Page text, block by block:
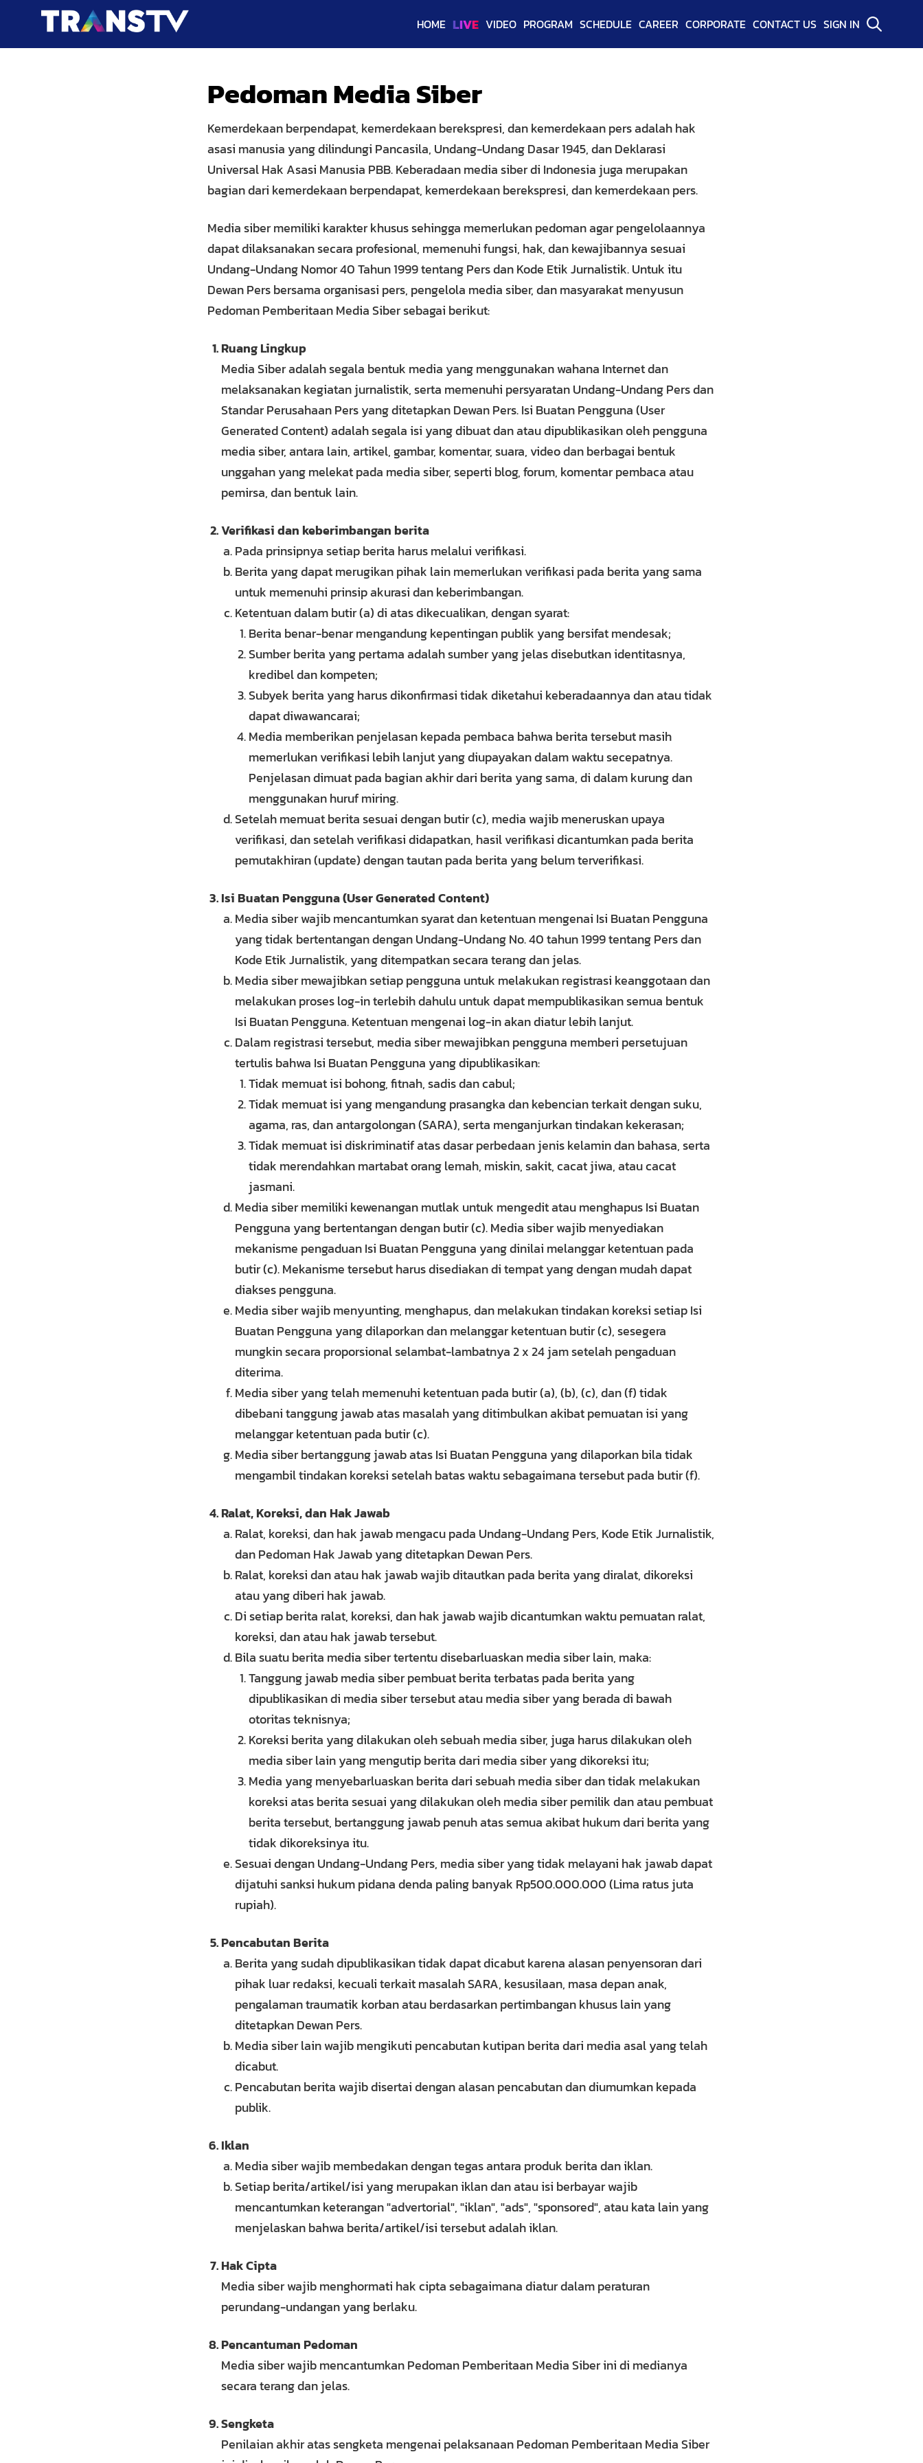
HOME LIVE VIDEO PROGRAM SCHEDULE CAREER CORPORATE CONTACT US SIGN IN
Pedoman Media Siber
Kemerdekaan berpendapat, kemerdekaan berekspresi, dan kemerdekaan pers adalah hak
asasi manusia yang dilindungi Pancasila, Undang-Undang Dasar 1945, dan Deklarasi
Universal Hak Asasi Manusia PBB. Keberadaan media siber di Indonesia juga merupakan
bagian dari kemerdekaan berpendapat, kemerdekaan berekspresi, dan kemerdekaan pers.
Media siber memiliki karakter khusus sehingga memerlukan pedoman agar pengelolaannya
dapat dilaksanakan secara profesional, memenuhi fungsi, hak, dan kewajibannya sesuai
Undang-Undang Nomor 40 Tahun 1999 tentang Pers dan Kode Etik Jurnalistik. Untuk itu
Dewan Pers bersama organisasi pers, pengelola media siber, dan masyarakat menyusun
Pedoman Pemberitaan Media Siber sebagai berikut:
Ruang Lingkup
Media Siber adalah segala bentuk media yang menggunakan wahana Internet dan
melaksanakan kegiatan jurnalistik, serta memenuhi persyaratan Undang-Undang Pers dan
Standar Perusahaan Pers yang ditetapkan Dewan Pers. Isi Buatan Pengguna (User
Generated Content) adalah segala isi yang dibuat dan atau dipublikasikan oleh pengguna
media siber, antara lain, artikel, gambar, komentar, suara, video dan berbagai bentuk
unggahan yang melekat pada media siber, seperti blog, forum, komentar pembaca atau
pemirsa, dan bentuk lain.
Verifikasi dan keberimbangan berita
Pada prinsipnya setiap berita harus melalui verifikasi.
Berita yang dapat merugikan pihak lain memerlukan verifikasi pada berita yang sama
untuk memenuhi prinsip akurasi dan keberimbangan.
Ketentuan dalam butir (a) di atas dikecualikan, dengan syarat:
Berita benar-benar mengandung kepentingan publik yang bersifat mendesak;
Sumber berita yang pertama adalah sumber yang jelas disebutkan identitasnya,
kredibel dan kompeten;
Subyek berita yang harus dikonfirmasi tidak diketahui keberadaannya dan atau tidak
dapat diwawancarai;
Media memberikan penjelasan kepada pembaca bahwa berita tersebut masih
memerlukan verifikasi lebih lanjut yang diupayakan dalam waktu secepatnya.
Penjelasan dimuat pada bagian akhir dari berita yang sama, di dalam kurung dan
menggunakan huruf miring.
Setelah memuat berita sesuai dengan butir (c), media wajib meneruskan upaya
verifikasi, dan setelah verifikasi didapatkan, hasil verifikasi dicantumkan pada berita
pemutakhiran (update) dengan tautan pada berita yang belum terverifikasi.
Isi Buatan Pengguna (User Generated Content)
Media siber wajib mencantumkan syarat dan ketentuan mengenai Isi Buatan Pengguna
yang tidak bertentangan dengan Undang-Undang No. 40 tahun 1999 tentang Pers dan
Kode Etik Jurnalistik, yang ditempatkan secara terang dan jelas.
Media siber mewajibkan setiap pengguna untuk melakukan registrasi keanggotaan dan
melakukan proses log-in terlebih dahulu untuk dapat mempublikasikan semua bentuk
Isi Buatan Pengguna. Ketentuan mengenai log-in akan diatur lebih lanjut.
Dalam registrasi tersebut, media siber mewajibkan pengguna memberi persetujuan
tertulis bahwa Isi Buatan Pengguna yang dipublikasikan:
Tidak memuat isi bohong, fitnah, sadis dan cabul;
Tidak memuat isi yang mengandung prasangka dan kebencian terkait dengan suku,
agama, ras, dan antargolongan (SARA), serta menganjurkan tindakan kekerasan;
Tidak memuat isi diskriminatif atas dasar perbedaan jenis kelamin dan bahasa, serta
tidak merendahkan martabat orang lemah, miskin, sakit, cacat jiwa, atau cacat
jasmani.
Media siber memiliki kewenangan mutlak untuk mengedit atau menghapus Isi Buatan
Pengguna yang bertentangan dengan butir (c). Media siber wajib menyediakan
mekanisme pengaduan Isi Buatan Pengguna yang dinilai melanggar ketentuan pada
butir (c). Mekanisme tersebut harus disediakan di tempat yang dengan mudah dapat
diakses pengguna.
Media siber wajib menyunting, menghapus, dan melakukan tindakan koreksi setiap Isi
Buatan Pengguna yang dilaporkan dan melanggar ketentuan butir (c), sesegera
mungkin secara proporsional selambat-lambatnya 2 x 24 jam setelah pengaduan
diterima.
Media siber yang telah memenuhi ketentuan pada butir (a), (b), (c), dan (f) tidak
dibebani tanggung jawab atas masalah yang ditimbulkan akibat pemuatan isi yang
melanggar ketentuan pada butir (c).
Media siber bertanggung jawab atas Isi Buatan Pengguna yang dilaporkan bila tidak
mengambil tindakan koreksi setelah batas waktu sebagaimana tersebut pada butir (f).
Ralat, Koreksi, dan Hak Jawab
Ralat, koreksi, dan hak jawab mengacu pada Undang-Undang Pers, Kode Etik Jurnalistik,
dan Pedoman Hak Jawab yang ditetapkan Dewan Pers.
Ralat, koreksi dan atau hak jawab wajib ditautkan pada berita yang diralat, dikoreksi
atau yang diberi hak jawab.
Di setiap berita ralat, koreksi, dan hak jawab wajib dicantumkan waktu pemuatan ralat,
koreksi, dan atau hak jawab tersebut.
Bila suatu berita media siber tertentu disebarluaskan media siber lain, maka:
Tanggung jawab media siber pembuat berita terbatas pada berita yang
dipublikasikan di media siber tersebut atau media siber yang berada di bawah
otoritas teknisnya;
Koreksi berita yang dilakukan oleh sebuah media siber, juga harus dilakukan oleh
media siber lain yang mengutip berita dari media siber yang dikoreksi itu;
Media yang menyebarluaskan berita dari sebuah media siber dan tidak melakukan
koreksi atas berita sesuai yang dilakukan oleh media siber pemilik dan atau pembuat
berita tersebut, bertanggung jawab penuh atas semua akibat hukum dari berita yang
tidak dikoreksinya itu.
Sesuai dengan Undang-Undang Pers, media siber yang tidak melayani hak jawab dapat
dijatuhi sanksi hukum pidana denda paling banyak Rp500.000.000 (Lima ratus juta
rupiah).
Pencabutan Berita
Berita yang sudah dipublikasikan tidak dapat dicabut karena alasan penyensoran dari
pihak luar redaksi, kecuali terkait masalah SARA, kesusilaan, masa depan anak,
pengalaman traumatik korban atau berdasarkan pertimbangan khusus lain yang
ditetapkan Dewan Pers.
Media siber lain wajib mengikuti pencabutan kutipan berita dari media asal yang telah
dicabut.
Pencabutan berita wajib disertai dengan alasan pencabutan dan diumumkan kepada
publik.
Iklan
Media siber wajib membedakan dengan tegas antara produk berita dan iklan.
Setiap berita/artikel/isi yang merupakan iklan dan atau isi berbayar wajib
mencantumkan keterangan "advertorial", "iklan", "ads", "sponsored", atau kata lain yang
menjelaskan bahwa berita/artikel/isi tersebut adalah iklan.
Hak Cipta
Media siber wajib menghormati hak cipta sebagaimana diatur dalam peraturan
perundang-undangan yang berlaku.
Pencantuman Pedoman
Media siber wajib mencantumkan Pedoman Pemberitaan Media Siber ini di medianya
secara terang dan jelas.
Sengketa
Penilaian akhir atas sengketa mengenai pelaksanaan Pedoman Pemberitaan Media Siber